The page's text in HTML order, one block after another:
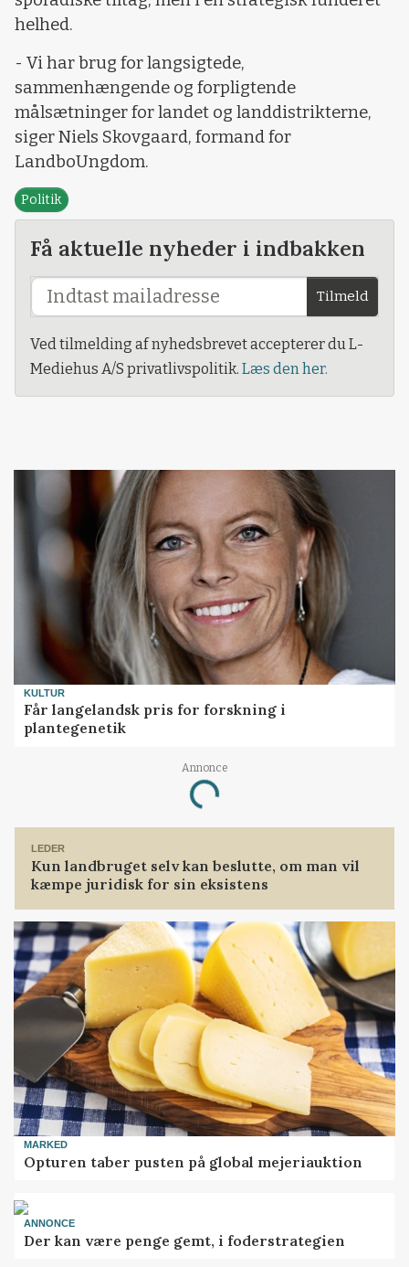
helhed.
- Vi har brug for langsigtede,
sammenhængende og forpligtende
målsætninger for landet og landdistrikterne,
siger Niels Skovgaard, formand for
LandboUngdom.
Politik
Få aktuelle nyheder i indbakken
Tilmeld
Ved tilmelding af nyhedsbrevet accepterer du L-
Mediehus A/S privatlivspolitik. Læs den her.
KULTUR
Får langelandsk pris for forskning i
plantegenetik
Annonce
Loading...
LEDER
Kun landbruget selv kan beslutte, om man vil
kæmpe juridisk for sin eksistens
MARKED
Opturen taber pusten på global mejeriauktion
ANNONCE
Der kan være penge gemt, i foderstrategien